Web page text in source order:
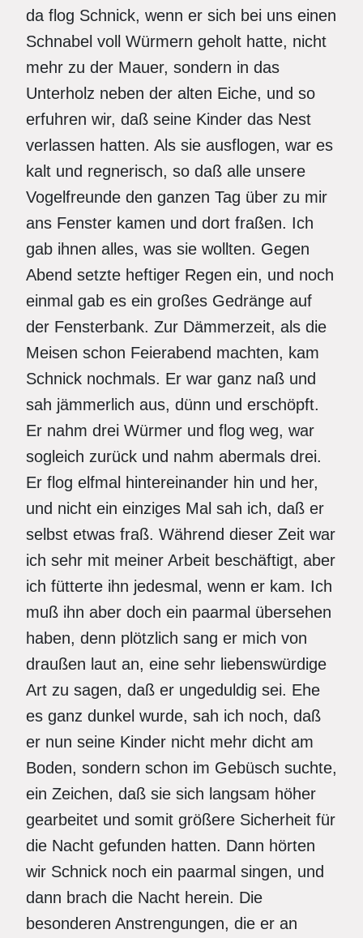
da flog Schnick, wenn er sich bei uns einen
Schnabel voll Würmern geholt hatte, nicht
mehr zu der Mauer, sondern in das
Unterholz neben der alten Eiche, und so
erfuhren wir, daß seine Kinder das Nest
verlassen hatten. Als sie ausflogen, war es
kalt und regnerisch, so daß alle unsere
Vogelfreunde den ganzen Tag über zu mir
ans Fenster kamen und dort fraßen. Ich
gab ihnen alles, was sie wollten. Gegen
Abend setzte heftiger Regen ein, und noch
einmal gab es ein großes Gedränge auf
der Fensterbank. Zur Dämmerzeit, als die
Meisen schon Feierabend machten, kam
Schnick nochmals. Er war ganz naß und
sah jämmerlich aus, dünn und erschöpft.
Er nahm drei Würmer und flog weg, war
sogleich zurück und nahm abermals drei.
Er flog elfmal hintereinander hin und her,
und nicht ein einziges Mal sah ich, daß er
selbst etwas fraß. Während dieser Zeit war
ich sehr mit meiner Arbeit beschäftigt, aber
ich fütterte ihn jedesmal, wenn er kam. Ich
muß ihn aber doch ein paarmal übersehen
haben, denn plötzlich sang er mich von
draußen laut an, eine sehr liebenswürdige
Art zu sagen, daß er ungeduldig sei. Ehe
es ganz dunkel wurde, sah ich noch, daß
er nun seine Kinder nicht mehr dicht am
Boden, sondern schon im Gebüsch suchte,
ein Zeichen, daß sie sich langsam höher
gearbeitet und somit größere Sicherheit für
die Nacht gefunden hatten. Dann hörten
wir Schnick noch ein paarmal singen, und
dann brach die Nacht herein. Die
besonderen Anstrengungen, die er an